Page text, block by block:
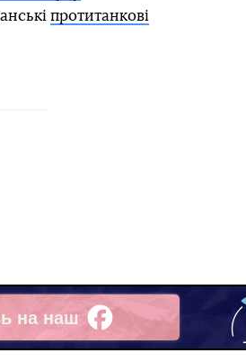
протитанкові
на наш